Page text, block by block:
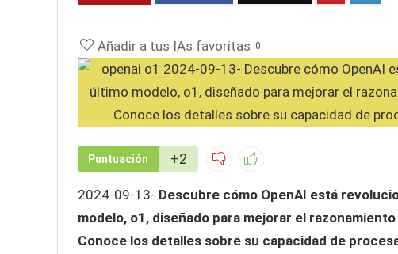
Añadir a tus IAs favoritas 0
Puntuación +2
2024-09-13- Descubre cómo OpenAI está
modelo, o1, diseñado para mejorar el
Conoce los detalles sobre su capacidad de